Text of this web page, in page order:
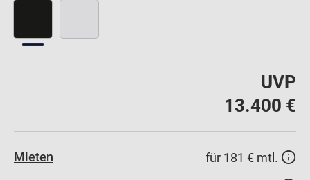
UVP
13.400 €
Mieten
für 181 € mtl.